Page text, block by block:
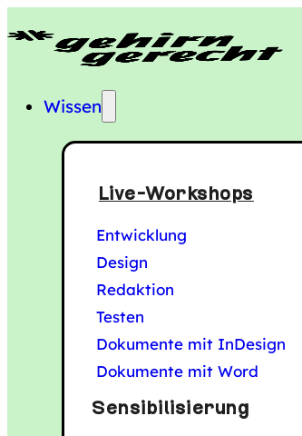
Hauptmenü
Wissen
Live-Workshops
Entwicklung
Design
Redaktion
Testen
Dokumente mit InDesign
Dokumente mit Word
Sensibilisierung